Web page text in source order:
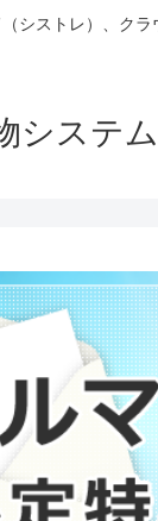
シストレ）、ク
システ